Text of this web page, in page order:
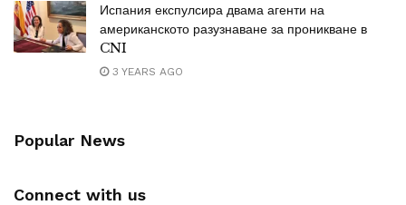
Испания експулсира двама агенти на
американското разузнаване за проникване в
CNI
3 YEARS AGO
Popular News
Connect with us